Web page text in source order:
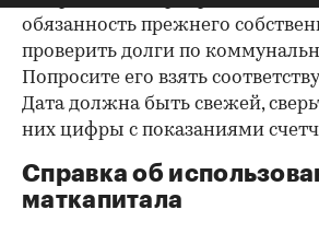
обязанность прежнего
проверить долги по
Попросите его взять
Дата должна быть свежей,
них цифры с показаниями
Справка об
маткапитала